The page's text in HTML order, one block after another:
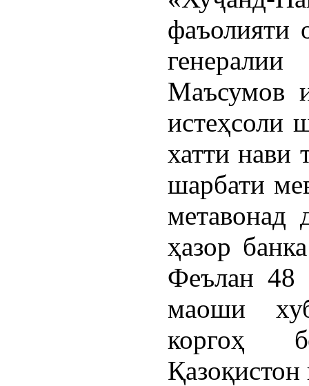
Маъсумов
истеҳсоли
хатти нави
шарбати
ҳазор
Феълан 48
маоши
коргоҳ
Қазоқистон